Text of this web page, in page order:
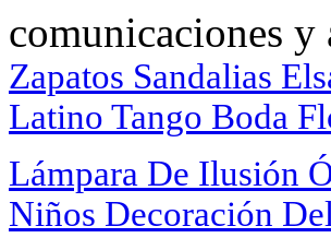
comunicaciones
Zapatos Sandalias
Latino Tango Boda
Lámpara De Ilusión
Niños Decoración